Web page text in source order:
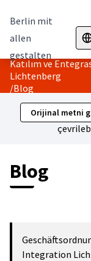
Berlin mit
allen
gestalten
Katılım ve
Lichtenberg
/Blog
Orijinal metni
Blog
Integration